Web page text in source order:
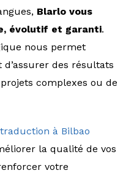
Blarlo vous
évolutif et garanti.
nous permet
d’assurer des résultats
complexes ou de
à Bilbao
la qualité de vos
votre